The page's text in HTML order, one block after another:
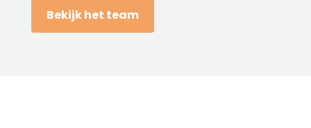
Bekijk het team